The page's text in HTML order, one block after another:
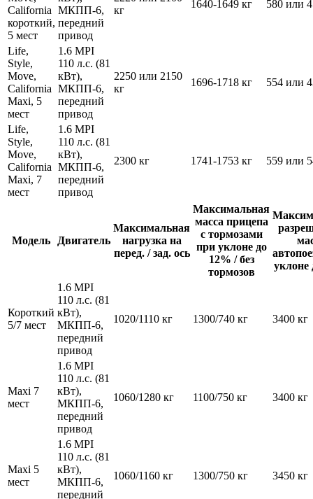
California
короткий,
5 мест
МКПП-6,
передний
привод
кг
1640-1649 кг 580 или
Life,
Style,
Move,
California
Maxi, 5
мест
1.6 MPI
110 л.с. (81
кВт),
МКПП-6,
передний
привод
2250 или 2150
кг
1696-1718 кг 554 или
Life,
Style,
Move,
California
Maxi, 7
мест
1.6 MPI
110 л.с. (81
кВт),
МКПП-6,
передний
привод
2300 кг 1741-1753 кг 559 или
Модель Двигатель
Максимальная
нагрузка на
перед. / зад. ось
Максимальная
масса прицепа
с тормозами
при уклоне до
12% / без
тормозов
уклоне
Короткий
5/7 мест
1.6 MPI
110 л.с. (81
кВт),
МКПП-6,
передний
привод
1020/1110 кг 1300/740 кг 3400 кг
Maxi 7
мест
1.6 MPI
110 л.с. (81
кВт),
МКПП-6,
передний
привод
1060/1280 кг 1100/750 кг 3400 кг
Maxi 5
мест
1.6 MPI
110 л.с. (81
кВт),
МКПП-6,
передний
1060/1160 кг 1300/750 кг 3450 кг